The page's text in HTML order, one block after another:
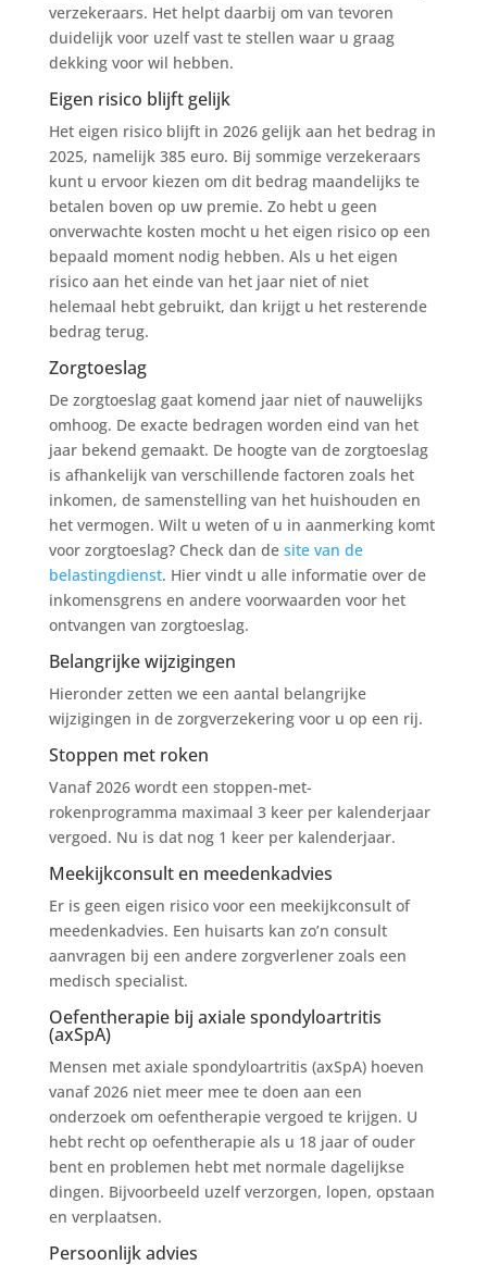
verzekeraars. Het helpt daarbij om van tevoren
duidelijk voor uzelf vast te stellen waar u graag
dekking voor wil hebben.
Eigen risico blijft gelijk
Het eigen risico blijft in 2026 gelijk aan het bedrag in
2025, namelijk 385 euro. Bij sommige verzekeraars
kunt u ervoor kiezen om dit bedrag maandelijks te
betalen boven op uw premie. Zo hebt u geen
onverwachte kosten mocht u het eigen risico op een
bepaald moment nodig hebben. Als u het eigen
risico aan het einde van het jaar niet of niet
helemaal hebt gebruikt, dan krijgt u het resterende
bedrag terug.
Zorgtoeslag
De zorgtoeslag gaat komend jaar niet of nauwelijks
omhoog. De exacte bedragen worden eind van het
jaar bekend gemaakt. De hoogte van de zorgtoeslag
is afhankelijk van verschillende factoren zoals het
inkomen, de samenstelling van het huishouden en
het vermogen. Wilt u weten of u in aanmerking komt
voor zorgtoeslag? Check dan de site van de
belastingdienst. Hier vindt u alle informatie over de
inkomensgrens en andere voorwaarden voor het
ontvangen van zorgtoeslag.
Belangrijke wijzigingen
Hieronder zetten we een aantal belangrijke
wijzigingen in de zorgverzekering voor u op een rij.
Stoppen met roken
Vanaf 2026 wordt een stoppen-met-
rokenprogramma maximaal 3 keer per kalenderjaar
vergoed. Nu is dat nog 1 keer per kalenderjaar.
Meekijkconsult en meedenkadvies
Er is geen eigen risico voor een meekijkconsult of
meedenkadvies. Een huisarts kan zo’n consult
aanvragen bij een andere zorgverlener zoals een
medisch specialist.
Oefentherapie bij axiale spondyloartritis
(axSpA)
Mensen met axiale spondyloartritis (axSpA) hoeven
vanaf 2026 niet meer mee te doen aan een
onderzoek om oefentherapie vergoed te krijgen. U
hebt recht op oefentherapie als u 18 jaar of ouder
bent en problemen hebt met normale dagelijkse
dingen. Bijvoorbeeld uzelf verzorgen, lopen, opstaan
en verplaatsen.
Persoonlijk advies